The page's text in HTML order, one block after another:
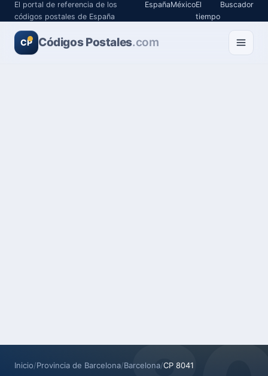
El portal de referencia de los
códigos postales de España
EspañaMéxicoEl
tiempo
Buscador
CP Códigos Postales.com
Inicio/Provincia de Barcelona/Barcelona/CP 8041